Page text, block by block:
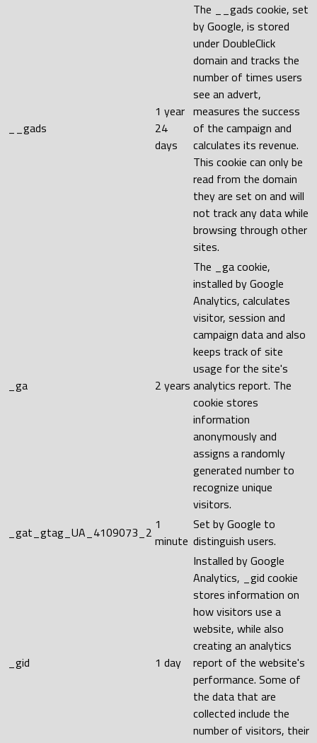
__gads
1 year
24
days
The __gads cookie, set
by Google, is stored
under DoubleClick
domain and tracks the
number of times users
see an advert,
measures the success
of the campaign and
calculates its revenue.
This cookie can only be
read from the domain
they are set on and will
not track any data while
browsing through other
sites.
_ga 2 years
The _ga cookie,
installed by Google
Analytics, calculates
visitor, session and
campaign data and also
keeps track of site
usage for the site's
analytics report. The
cookie stores
information
anonymously and
assigns a randomly
generated number to
recognize unique
visitors.
_gat_gtag_UA_4109073_2 1
minute
Set by Google to
distinguish users.
_gid 1 day
Installed by Google
Analytics, _gid cookie
stores information on
how visitors use a
website, while also
creating an analytics
report of the website's
performance. Some of
the data that are
collected include the
number of visitors, their